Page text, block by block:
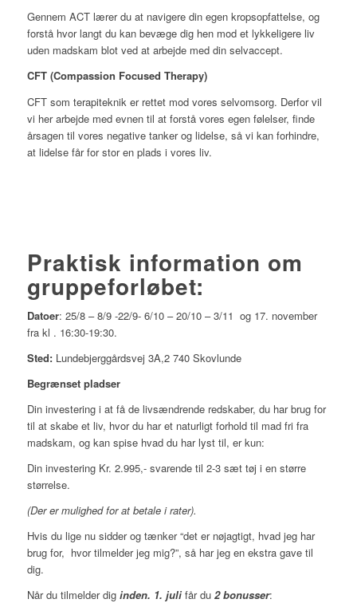
Gennem ACT lærer du at navigere din egen kropsopfattelse, og
forstå hvor langt du kan bevæge dig hen mod et lykkeligere liv
uden madskam blot ved at arbejde med din selvaccept.
CFT (Compassion Focused Therapy)
CFT som terapiteknik er rettet mod vores selvomsorg. Derfor vil
vi her arbejde med evnen til at forstå vores egen følelser, finde
årsagen til vores negative tanker og lidelse, så vi kan forhindre,
at lidelse får for stor en plads i vores liv.
Praktisk information om
gruppeforløbet:
Datoer: 25/8 – 8/9 -22/9- 6/10 – 20/10 – 3/11 og 17. november
fra kl . 16:30-19:30.
Sted: Lundebjerggårdsvej 3A,2 740 Skovlunde
Begrænset pladser
Din investering i at få de livsændrende redskaber, du har brug for
til at skabe et liv, hvor du har et naturligt forhold til mad fri fra
madskam, og kan spise hvad du har lyst til, er kun:
Din investering Kr. 2.995,- svarende til 2-3 sæt tøj i en større
størrelse.
(Der er mulighed for at betale i rater).
Hvis du lige nu sidder og tænker “det er nøjagtigt, hvad jeg har
brug for, hvor tilmelder jeg mig?”, så har jeg en ekstra gave til
dig.
Når du tilmelder dig inden. 1. julifår du 2 bonusser: